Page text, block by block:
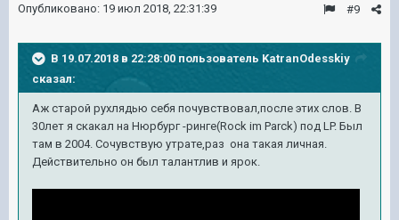
#9
Опубликовано: 19 июл 2018, 22:31:39
В 19.07.2018 в 22:28:00 пользователь KatranOdesskiy
сказал:
Аж старой рухлядью себя почувствовал,после этих слов. В
30лет я скакал на Нюрбург -ринге(Rock im Parck) под LP. Был
там в 2004. Сочувствую утрате,раз она такая личная.
Действительно он был талантлив и ярок.